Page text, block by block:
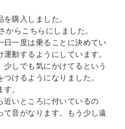
購入しました。
らこちらにしました。
一度は乗ることに決めてい
動するようにしています。
しでも気にかけてるという
けるようになりました。
。
近いところに付いているの
音がなります。もう少し遠